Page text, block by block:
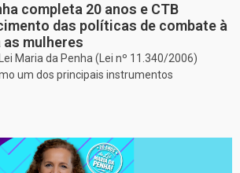
completa 20 anos e CTB
das políticas de combate à
mulheres
Maria da Penha (Lei nº 11.340/2006)
um dos principais instrumentos